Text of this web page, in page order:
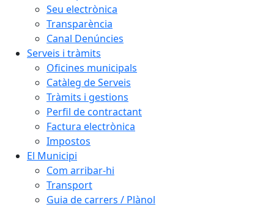
Seu electrònica
Transparència
Canal Denúncies
Serveis i tràmits
Oficines municipals
Catàleg de Serveis
Tràmits i gestions
Perfil de contractant
Factura electrònica
Impostos
El Municipi
Com arribar-hi
Transport
Guia de carrers / Plànol